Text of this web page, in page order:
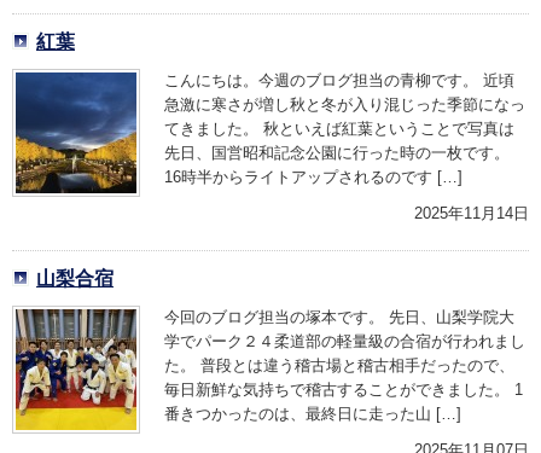
紅葉
こんにちは。今週のブログ担当の青柳です。 近頃
急激に寒さが増し秋と冬が入り混じった季節になっ
てきました。 秋といえば紅葉ということで写真は
先日、国営昭和記念公園に行った時の一枚です。
16時半からライトアップされるのです […]
2025年11月14日
山梨合宿
今回のブログ担当の塚本です。 先日、山梨学院大
学でパーク２４柔道部の軽量級の合宿が行われまし
た。 普段とは違う稽古場と稽古相手だったので、
毎日新鮮な気持ちで稽古することができました。 1
番きつかったのは、最終日に走った山 […]